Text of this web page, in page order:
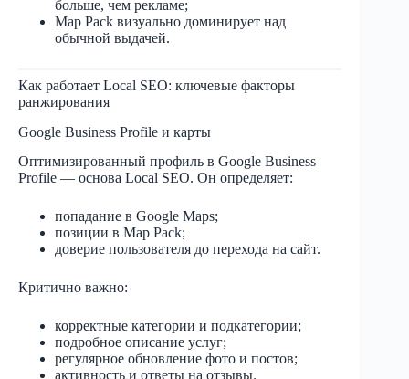
больше, чем рекламе;
Map Pack визуально доминирует над
обычной выдачей.
Как работает Local SEO: ключевые факторы
ранжирования
Google Business Profile и карты
Оптимизированный профиль в Google Business
Profile — основа Local SEO. Он определяет:
попадание в Google Maps;
позиции в Map Pack;
доверие пользователя до перехода на сайт.
Критично важно:
корректные категории и подкатегории;
подробное описание услуг;
регулярное обновление фото и постов;
активность и ответы на отзывы.